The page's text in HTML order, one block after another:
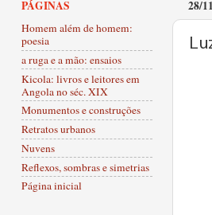
28/
PÁGINAS
Homem além de homem:
poesia
a ruga e a mão: ensaios
Kicola: livros e leitores em
Angola no séc. XIX
Monumentos e construções
Retratos urbanos
Nuvens
Reflexos, sombras e simetrias
Página inicial